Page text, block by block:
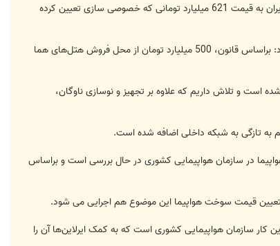
جام اقتصادی؛ مهر: فرهاد پرورش در خصوص واگذاری هتل‌های هما اظهار داشت: این هتل‌ها واگذار شده و براساس مصوبه هیات وزیران به قیمت 621 میلیارد تومانی که خصوصی سازی تعیین کرده
مدیرعامل هواپیمایی جمهوری اسلامی با اشاره به اینکه این تهاتر به واسطه بدهی دولت به تامین اجتماعی انجام گرفته است، بیان کرد: براساس قانون، 500 میلیارد تومان از محل فروش هتل‌های هما
است و تلاش داریم که علاوه بر تجهیز و نوسازی ناوگان،
به تازگی به شبکه داخلی اضافه شده است.
در سازمان هواپیمایی کشوری در حال بررسی است و براساس
همین حال متولی این کار سازمان هواپیمایی کشوری است که به کمک ایرلاین‌ها آن را